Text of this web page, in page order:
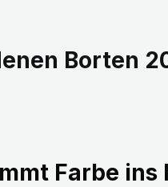
Borten
Farbe ins